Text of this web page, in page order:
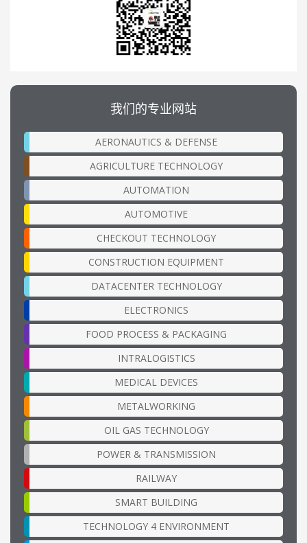
我们的专业网站
AERONAUTICS & DEFENSE
AGRICULTURE TECHNOLOGY
AUTOMATION
AUTOMOTIVE
CHECKOUT TECHNOLOGY
CONSTRUCTION EQUIPMENT
DATACENTER TECHNOLOGY
ELECTRONICS
FOOD PROCESS & PACKAGING
INTRALOGISTICS
MEDICAL DEVICES
METALWORKING
OIL GAS TECHNOLOGY
POWER & TRANSMISSION
RAILWAY
SMART BUILDING
TECHNOLOGY 4 ENVIRONMENT